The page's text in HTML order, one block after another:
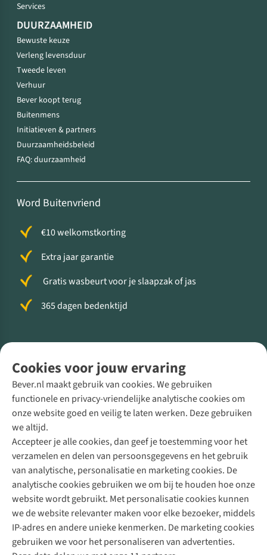
Cookies voor jouw ervaring
Bever.nl maakt gebruik van cookies. We gebruiken
functionele en privacy-vriendelijke analytische cookies om
onze website goed en veilig te laten werken. Deze gebruiken
we altijd.
Accepteer je alle cookies, dan geef je toestemming voor het
verzamelen en delen van persoonsgegevens en het gebruik
van analytische, personalisatie en marketing cookies. De
analytische cookies gebruiken we om bij te houden hoe onze
website wordt gebruikt. Met personalisatie cookies kunnen
we de website relevanter maken voor elke bezoeker, middels
IP-adres en andere unieke kenmerken. De marketing cookies
gebruiken we voor het personaliseren van advertenties.
Services
DUURZAAMHEID
Bewuste keuze
Verleng levensduur
Tweede leven
Verhuur
Bever koopt terug
Buitenmens
Initiatieven & partners
Duurzaamheidsbeleid
FAQ: duurzaamheid
Word Buitenvriend
€10 welkomstkorting
Extra jaar garantie
Gratis wasbeurt voor je slaapzak of jas
365 dagen bedenktijd
Direct advies van een Buitenexpert
+31 (0)85 888 50 88
+31 6 12 28 49 80
Contactformulier